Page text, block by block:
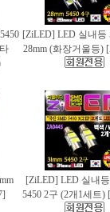
[ZiLED] LED 실내등
28mm (화장거울등)
[ZiLED] LED 실내
5450 2구 (2개1세트)